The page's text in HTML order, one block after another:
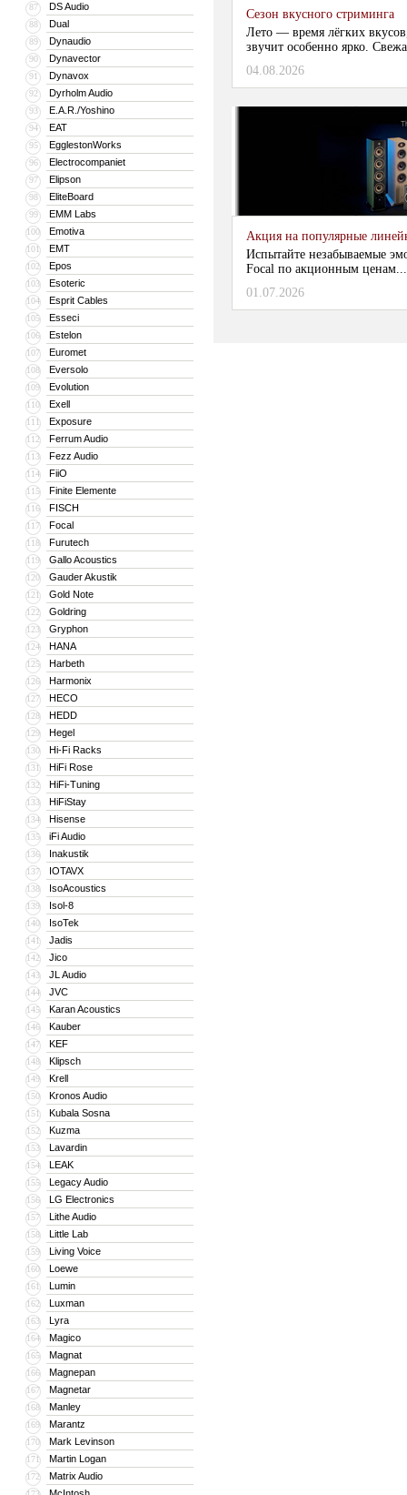
87 DS Audio
88 Dual
89 Dynaudio
90 Dynavector
91 Dynavox
92 Dyrholm Audio
93 E.A.R./Yoshino
94 EAT
95 EgglestonWorks
96 Electrocompaniet
97 Elipson
98 EliteBoard
99 EMM Labs
100 Emotiva
101 EMT
102 Epos
103 Esoteric
104 Esprit Cables
105 Esseci
106 Estelon
107 Euromet
108 Eversolo
109 Evolution
110 Exell
111 Exposure
112 Ferrum Audio
113 Fezz Audio
114 FiiO
115 Finite Elemente
116 FISCH
117 Focal
118 Furutech
119 Gallo Acoustics
120 Gauder Akustik
121 Gold Note
122 Goldring
123 Gryphon
124 HANA
125 Harbeth
126 Harmonix
127 HECO
128 HEDD
129 Hegel
130 Hi-Fi Racks
131 HiFi Rose
132 HiFi-Tuning
133 HiFiStay
134 Hisense
135 iFi Audio
136 Inakustik
137 IOTAVX
138 IsoAcoustics
139 Isol-8
140 IsoTek
141 Jadis
142 Jico
143 JL Audio
144 JVC
145 Karan Acoustics
146 Kauber
147 KEF
148 Klipsch
149 Krell
150 Kronos Audio
151 Kubala Sosna
152 Kuzma
153 Lavardin
154 LEAK
155 Legacy Audio
156 LG Electronics
157 Lithe Audio
158 Little Lab
159 Living Voice
160 Loewe
161 Lumin
162 Luxman
163 Lyra
164 Magico
165 Magnat
166 Magnepan
167 Magnetar
168 Manley
169 Marantz
170 Mark Levinson
171 Martin Logan
172 Matrix Audio
Сезон вкусного стриминга
Лето — время лёгких
звучит особенно ярко.
04.08.2026
Акция на популярные
Испытайте незабываемые
Focal по акционным
01.07.2026